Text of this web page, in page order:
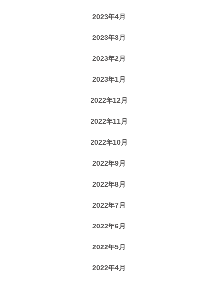
2023年4月
2023年3月
2023年2月
2023年1月
2022年12月
2022年11月
2022年10月
2022年9月
2022年8月
2022年7月
2022年6月
2022年5月
2022年4月